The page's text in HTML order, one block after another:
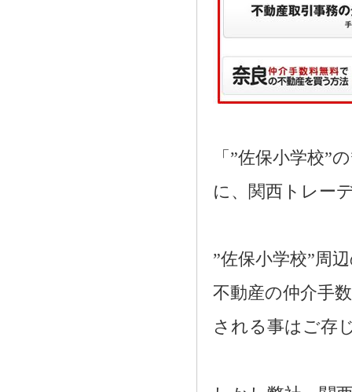
「”佐保小学校”
に、関西トレー
”佐保小学校”周
不動産の仲介手
される事はご存